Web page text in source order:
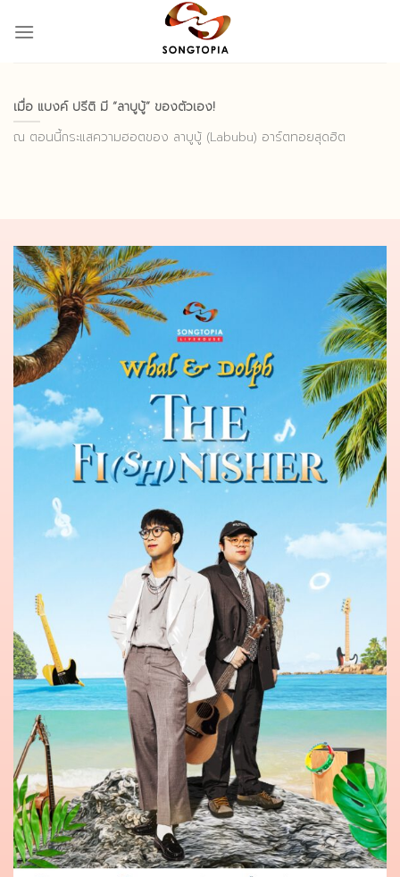
เมื่อ แบงค์ ปรีติ มี “ลาบูบู้” ของตัวเอง!
ณ ตอนนี้กระแสความฮอตของ ลาบูบู้ (Labubu) อาร์ตทอยสุดฮิต